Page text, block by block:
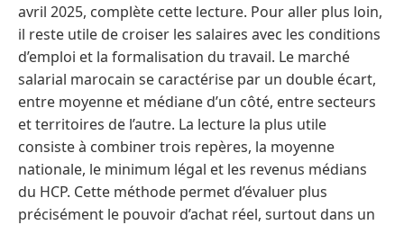
avril 2025, complète cette lecture. Pour aller plus loin,
il reste utile de croiser les salaires avec les conditions
d’emploi et la formalisation du travail. Le marché
salarial marocain se caractérise par un double écart,
entre moyenne et médiane d’un côté, entre secteurs
et territoires de l’autre. La lecture la plus utile
consiste à combiner trois repères, la moyenne
nationale, le minimum légal et les revenus médians
du HCP. Cette méthode permet d’évaluer plus
précisément le pouvoir d’achat réel, surtout dans un